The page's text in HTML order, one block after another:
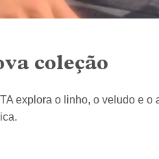
coleção
explora o linho, o veludo e o